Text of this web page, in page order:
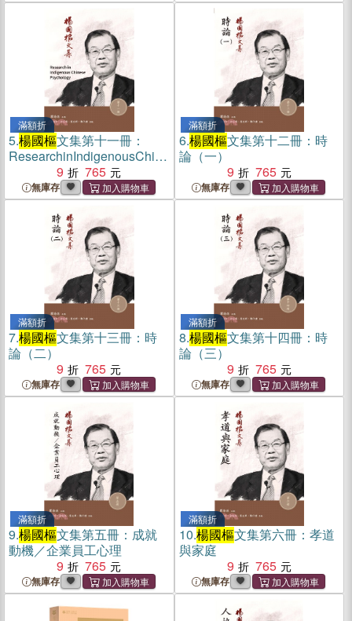
滿額折
5.楊國樞文集第十一冊：
ResearchinIndigenousChine
sePsychology
9 765
無庫存
滿額折
6.楊國樞文集第十二冊：時
論（一）
9
765
無庫存
滿額折
7.楊國樞文集第十三冊：時
論（二）
9
765
無庫存
滿額折
8.楊國樞文集第十四冊：時
論（三）
9
765
無庫存
滿額折
9.楊國樞文集第五冊：成就
動機／企業員工心理
9
765
無庫存
滿額折
10.楊國樞文集第六冊：孝道
與家庭
9
765
無庫存